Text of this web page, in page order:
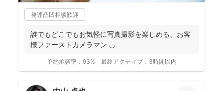
発達凸凹相談歓迎
誰でもどこでもお気軽に写真撮影を楽しめる、お客
様ファーストカメラマン ◡̈
予約承諾率： 93% 最終アクティブ： 3時間以内